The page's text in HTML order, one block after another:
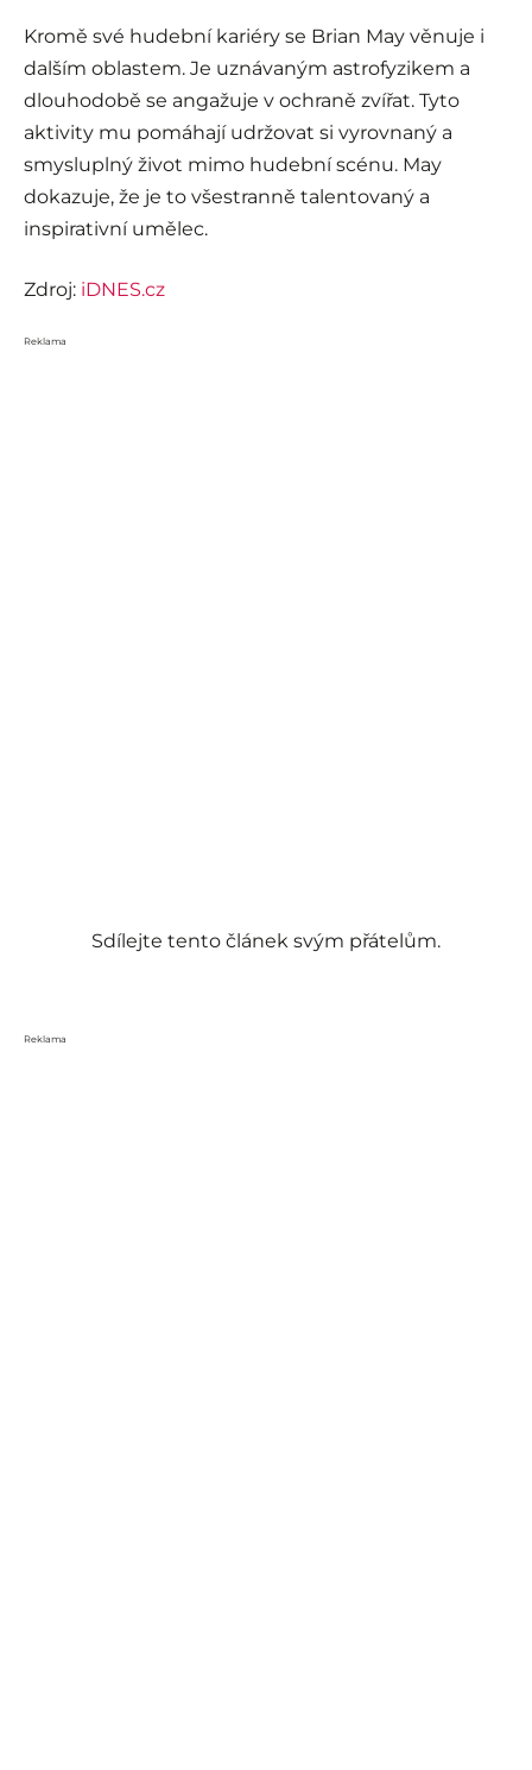
Kromě své hudební kariéry se Brian May věnuje i
dalším oblastem. Je uznávaným astrofyzikem a
dlouhodobě se angažuje v ochraně zvířat. Tyto
aktivity mu pomáhají udržovat si vyrovnaný a
smysluplný život mimo hudební scénu. May
dokazuje, že je to všestranně talentovaný a
inspirativní umělec.
Zdroj: iDNES.cz
Reklama
Sdílejte tento článek svým přátelům.
Reklama